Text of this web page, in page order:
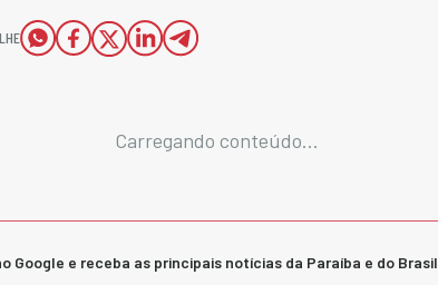
Carregando conteúdo...
Google e receba as principais notícias da Paraíba e do Brasil